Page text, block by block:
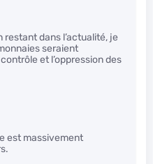
restant dans l’actualité, je
seraient
et l’oppression des
est massivement